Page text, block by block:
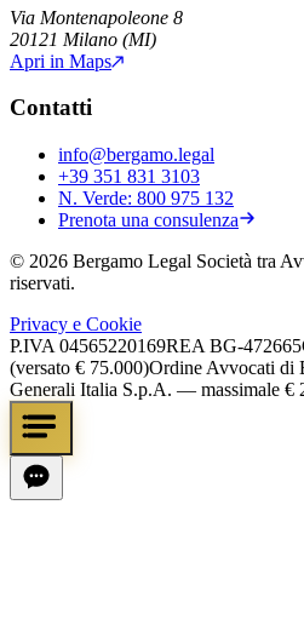
Via Montenapoleone 8
20121 Milano (MI)
Apri in Maps
Contatti
info@bergamo.legal
+39 351 831 3103
N. Verde: 800 975 132
Prenota una consulenza
© 2026 Bergamo Legal Società tra
riservati.
Privacy e Cookie
P.IVA 04565220169REA BG-472665
(versato € 75.000)Ordine Avvocati di
Generali Italia S.p.A. — massimale €